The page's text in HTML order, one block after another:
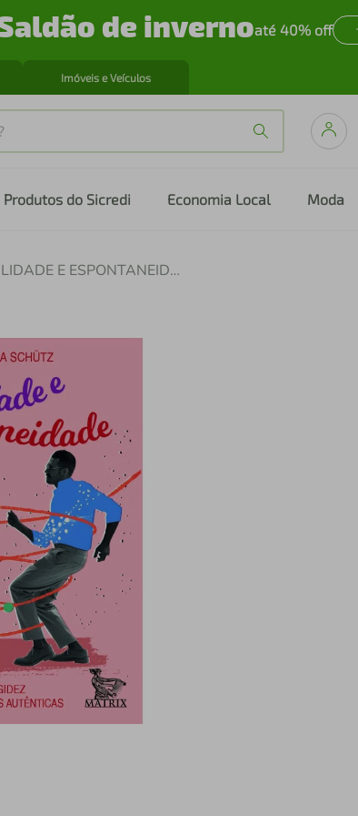
de invernoaté 40% off
Imóveis e Veículos
Produtos do Sicredi Economia Local Moda
LIVRO CAIXINHA - FLEXIBILIDADE E ESPONTANEIDADE